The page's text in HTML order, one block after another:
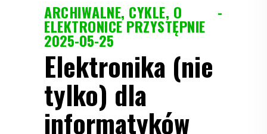
ARCHIWALNE, CYKLE, O
ELEKTRONICE PRZYSTĘPNIE
2025-05-25
Elektronika (nie
tylko) dla
informatyków